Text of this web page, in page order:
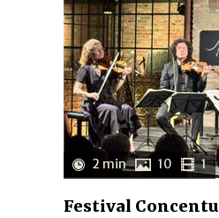
2 min 10 1
Festival